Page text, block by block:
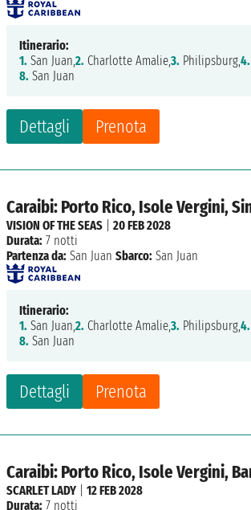
Dettagli Prenota
Itinerario:
1. San Juan,2. Charlotte Amalie,3. Philipsburg,4.
8. San Juan
Caraibi: Porto Rico, Isole Vergini,
Dettagli Prenota
VISION OF THE SEAS |20 FEB 2028
Durata: 7 notti
Partenza da: San Juan Sbarco: San Juan
Itinerario:
1. San Juan,2. Charlotte Amalie,3. Philipsburg,4.
8. San Juan
Caraibi: Porto Rico, Isole Vergini,
SCARLET LADY |12 FEB 2028
Durata: 7 notti